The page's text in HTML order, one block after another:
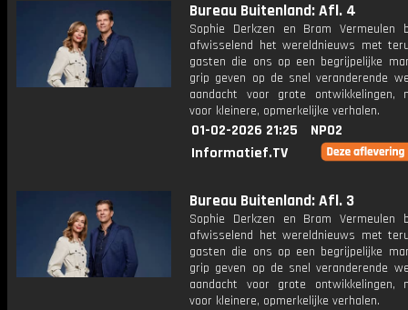
Bureau Buitenland: Afl. 4
Sophie Derkzen en Bram Vermeulen
afwisselend het wereldnieuws met
gasten die ons op een begrijpelijke
grip geven op de snel veranderende
aandacht voor grote ontwikkelingen,
voor kleinere, opmerkelijke verhalen.
01-02-2026 21:25
NPO2
Informatief.TV
Bureau Buitenland: Afl. 3
Sophie Derkzen en Bram Vermeulen
afwisselend het wereldnieuws met
gasten die ons op een begrijpelijke
grip geven op de snel veranderende
aandacht voor grote ontwikkelingen,
voor kleinere, opmerkelijke verhalen.